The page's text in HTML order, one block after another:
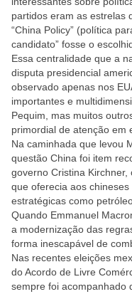
partidos eram as estrelas
“China Policy” (política
candidato” fosse o
Essa centralidade que a
disputa presidencial
observado apenas nos
importantes e
Pequim, mas muitos
primordial de atenção em
Na caminhada que levou
questão China foi item
governo Cristina
que oferecia aos
estratégicas como
Quando Emmanuel
a modernização das
forma inescapável de
Nas recentes eleições
do Acordo de Livre
sempre foi acompanhado